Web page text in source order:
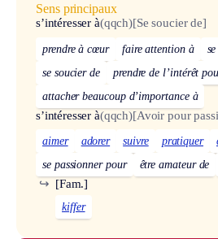
Sens principaux
s’intéresser à(qqch)[Se soucier de]
prendre à cœur faire attention à
se soucier de
prendre de l’intérêt
attacher beaucoup d’importance à
s’intéresser à(qqch)[Avoir pour
aimer adorer suivre pratiquer
se passionner pour
être amateur de
[Fam.]
↪
kiffer